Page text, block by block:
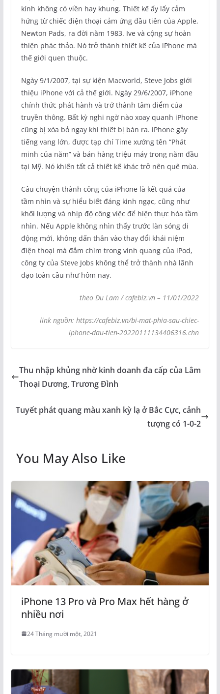
kính không có viền hay khung. Thiết kế ấy lấy cảm
hứng từ chiếc điện thoại cảm ứng đầu tiên của Apple,
Newton Pads, ra đời năm 1983. Ive và cộng sự hoàn
thiện phác thảo. Nó trở thành thiết kế của iPhone mà
thế giới quen thuộc.
Ngày 9/1/2007, tại sự kiện Macworld, Steve Jobs giới
thiệu iPhone với cả thế giới. Ngày 29/6/2007, iPhone
chính thức phát hành và trở thành tâm điểm của
truyền thông. Bất kỳ nghi ngờ nào xoay quanh iPhone
cũng bị xóa bỏ ngay khi thiết bị bán ra. iPhone gây
tiếng vang lớn, được tạp chí Time xướng tên “Phát
minh của năm” và bán hàng triệu máy trong năm đầu
tại Mỹ. Nó khiến tất cả thiết kế khác trở nên quê mùa.
Câu chuyện thành công của iPhone là kết quả của
tầm nhìn và sự hiểu biết đáng kinh ngạc, cũng như
khối lượng và nhịp độ công việc để hiện thực hóa tầm
nhìn. Nếu Apple không nhìn thấy trước làn sóng di
động mới, không dấn thân vào thay đổi khái niệm
điện thoại mà đắm chìm trong vinh quang của iPod,
công ty của Steve Jobs không thể trở thành nhà lãnh
đạo toàn cầu như hôm nay.
theo Du Lam / cafebiz.vn – 11/01/2022
link nguồn: https://cafebiz.vn/bi-mat-phia-sau-chiec-
iphone-dau-tien-20220111134406316.chn
Thu nhập khủng nhờ kinh doanh đa cấp của Lâm
Thoại Dương, Trương Đình
Tuyết phát quang màu xanh kỳ lạ ở Bắc Cực, cảnh
tượng có 1-0-2
You May Also Like
iPhone 13 Pro và Pro Max hết hàng ở
nhiều nơi
24 Tháng mười một, 2021